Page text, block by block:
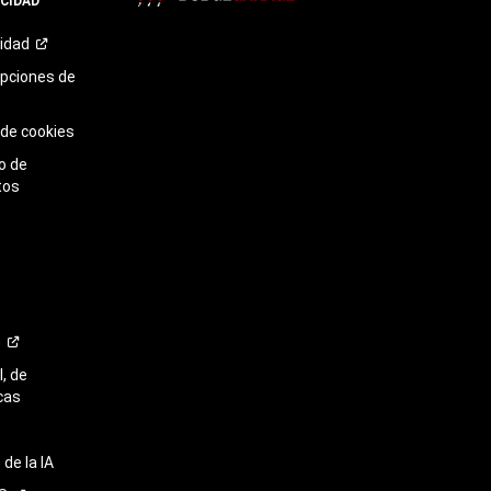
de
cookies
de
de
la IA